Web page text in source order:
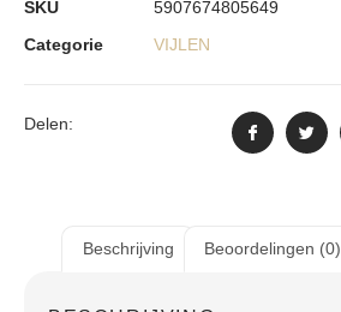
SKU
5907674805649
Categorie
VIJLEN
Delen:
Beschrijving Beoordelingen (0)